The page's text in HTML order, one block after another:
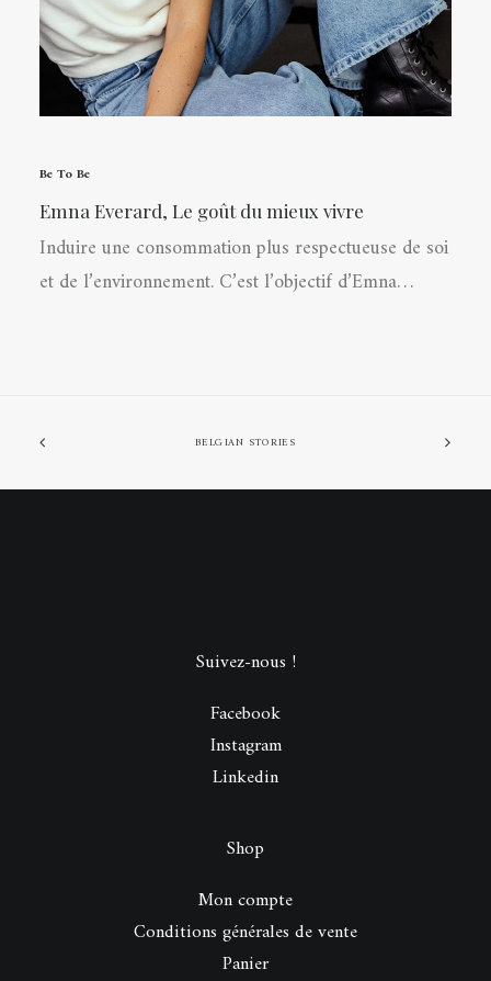
Be To Be
Emna Everard, Le goût du mieux vivre
Induire une consommation plus respectueuse de soi
et de l’environnement. C’est l’objectif d’Emna…
BELGIAN STORIES
Suivez-nous !
Facebook
Instagram
Linkedin
Shop
Mon compte
Conditions générales de vente
Panier